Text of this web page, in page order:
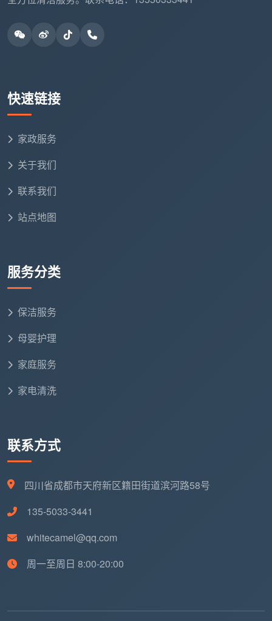
条硬指标：计价能不能提前算清总价，服务能不能写成
面一口价全包、12项精保洁逐项验收、自有团队进口中
性清洁剂、72小时售后保障这套完整的、可验证的体
哪家，先拿上面这五条去问一遍。能逐条对上的，就是
值得你把新家交给它的好公司。
快速链接
家政服务
关于我们
联系我们
站点地图
服务分类
保洁服务
母婴护理
家庭服务
家电清洗
联系方式
四川省成都市天府新区籍田街道滨河路58号
135-5033-3441
whitecamel@qq.com
周一至周日 8:00-20:00